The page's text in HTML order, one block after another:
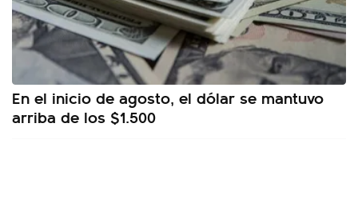
En el inicio de agosto, el dólar se mantuvo
arriba de los $1.500